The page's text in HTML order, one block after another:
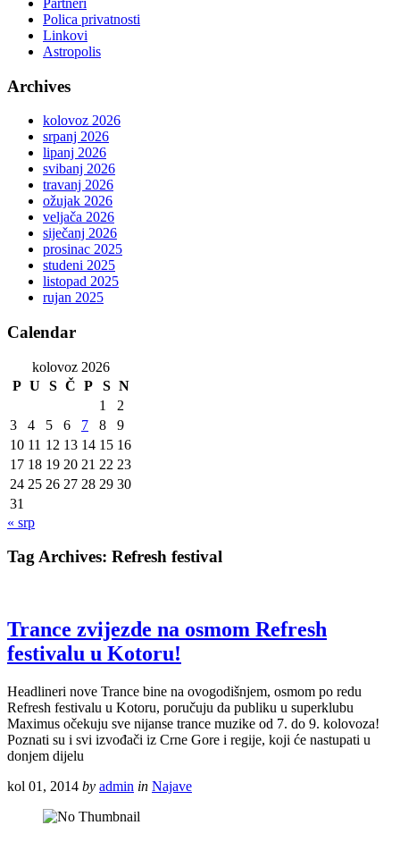
Polica privatnosti
Linkovi
Astropolis
Archives
kolovoz 2026
srpanj 2026
lipanj 2026
svibanj 2026
travanj 2026
ožujak 2026
veljača 2026
siječanj 2026
prosinac 2025
studeni 2025
listopad 2025
rujan 2025
Calendar
kolovoz 2026
P U S Č P S N
1
2
3
4 5 6 7 8
9
10 11 12 13 14 15 16
17 18 19 20 21 22 23
24 25 26 27 28 29 30
31
« srp
Tag Archives: Refresh festival
Trance zvijezde na osmom Refresh
festivalu u Kotoru!
Headlineri nove Trance bine na ovogodišnjem, osmom po redu
Refresh festivalu u Kotoru, poručuju da publiku u superklubu
Maximus očekuju sve nijanse trance muzike od 7. do 9. kolovoza!
Poznati su i svi izvođači iz Crne Gore i regije, koji će nastupati u
donjem dijelu
kol 01, 2014 by admin in Najave